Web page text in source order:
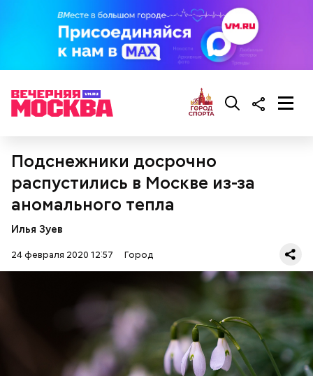
Подснежники досрочно
распустились в Москве из-за
аномального тепла
Илья Зуев
24 февраля 2020 12:57 Город
Читайте также: Первых гостей парка «Остров
Мечты» встретят фокусники и ансамбль